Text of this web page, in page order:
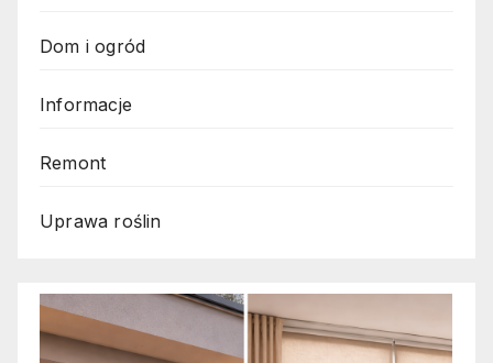
Dom i ogród
Informacje
Remont
Uprawa roślin